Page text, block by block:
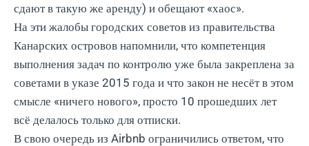
сдают в такую же аренду) и обещают «хаос».
На эти жалобы городских советов из правительства
Канарских островов напомнили, что компетенция
выполнения задач по контролю уже была закреплена за
советами в указе 2015 года и что закон не несёт в этом
смысле «ничего нового», просто 10 прошедших лет
всё делалось только для отписки.
В свою очередь из Airbnb ограничились ответом, что